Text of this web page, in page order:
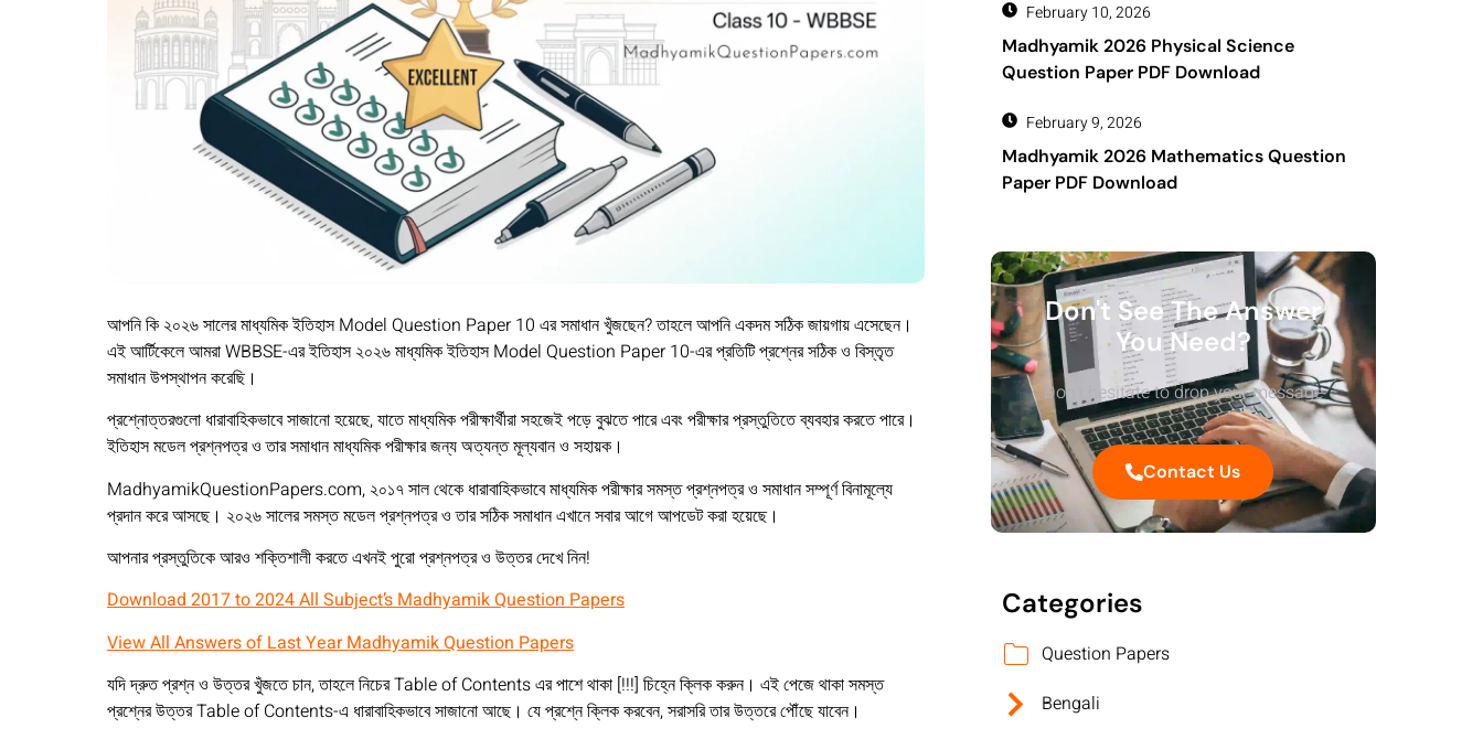
আপনি কি ২০২৬ সালের মাধ্যমিক ইতিহাস Model Question Paper 10 এর সমাধান খুঁজছেন? তাহলে আপনি একদম সঠিক জায়গায় এসেছেন।
এই আর্টিকেলে আমরা WBBSE-এর ইতিহাস ২০২৬ মাধ্যমিক ইতিহাস Model Question Paper 10-এর প্রতিটি প্রশ্নের সঠিক ও বিস্তৃত
সমাধান উপস্থাপন করেছি।
প্রশ্নোত্তরগুলো ধারাবাহিকভাবে সাজানো হয়েছে, যাতে মাধ্যমিক পরীক্ষার্থীরা সহজেই পড়ে বুঝতে পারে এবং পরীক্ষার প্রস্তুতিতে ব্যবহার করতে পারে।
ইতিহাস মডেল প্রশ্নপত্র ও তার সমাধান মাধ্যমিক পরীক্ষার জন্য অত্যন্ত মূল্যবান ও সহায়ক।
MadhyamikQuestionPapers.com, ২০১৭ সাল থেকে ধারাবাহিকভাবে মাধ্যমিক পরীক্ষার সমস্ত প্রশ্নপত্র ও সমাধান সম্পূর্ণ বিনামূল্যে
প্রদান করে আসছে। ২০২৬ সালের সমস্ত মডেল প্রশ্নপত্র ও তার সঠিক সমাধান এখানে সবার আগে আপডেট করা হয়েছে।
আপনার প্রস্তুতিকে আরও শক্তিশালী করতে এখনই পুরো প্রশ্নপত্র ও উত্তর দেখে নিন!
Download 2017 to 2024 All Subject’s Madhyamik Question Papers
View All Answers of Last Year Madhyamik Question Papers
যদি দ্রুত প্রশ্ন ও উত্তর খুঁজতে চান, তাহলে নিচের Table of Contents এর পাশে থাকা [!!!] চিহ্নে ক্লিক করুন। এই পেজে থাকা সমস্ত
প্রশ্নের উত্তর Table of Contents-এ ধারাবাহিকভাবে সাজানো আছে। যে প্রশ্নে ক্লিক করবেন, সরাসরি তার উত্তরে পৌঁছে যাবেন।
February 10, 2026
Madhyamik 2026 Physical Science
Question Paper PDF Download
February 9, 2026
Madhyamik 2026 Mathematics Question
Paper PDF Download
Don't See The Answer
You Need?
Don’t hesitate to drop your message
Contact Us
Categories
Question Papers
Bengali